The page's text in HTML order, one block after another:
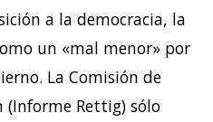
a la democracia, la
un «mal menor» por
La Comisión de
(Informe Rettig) sólo